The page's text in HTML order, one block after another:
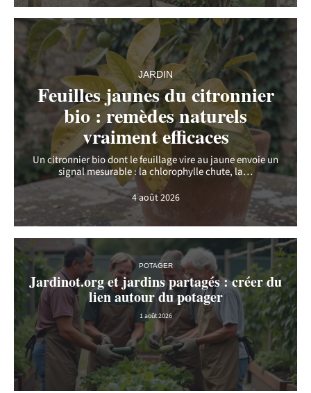
JARDIN
Feuilles jaunes du citronnier
bio : remèdes naturels
vraiment efficaces
Un citronnier bio dont le feuillage vire au jaune envoie un
signal mesurable : la chlorophylle chute, la…
4 août 2026
POTAGER
Jardinot.org et jardins partagés : créer du
lien autour du potager
1 août 2026